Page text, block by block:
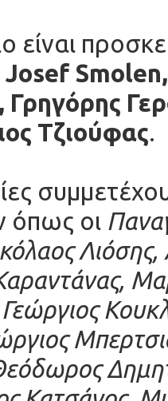
είναι
Josef
Τζιούφας.
όπως οι